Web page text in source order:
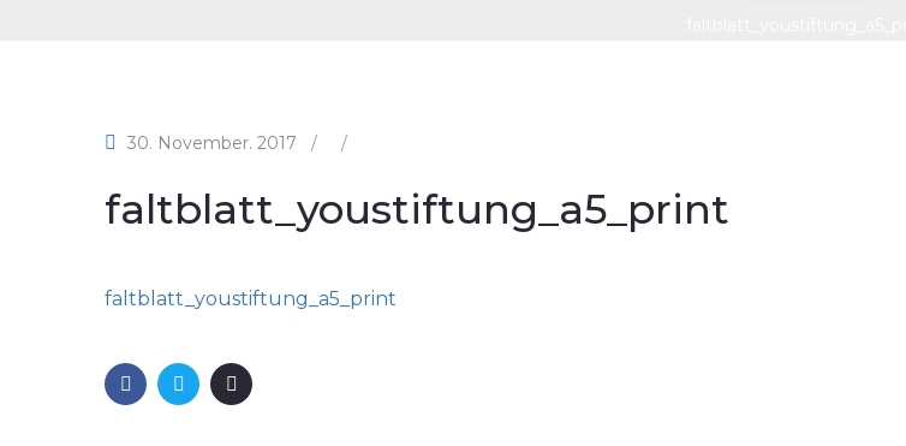
30. November. 2017 / /
faltblatt_youstiftung_a5_print
faltblatt_youstiftung_a5_print